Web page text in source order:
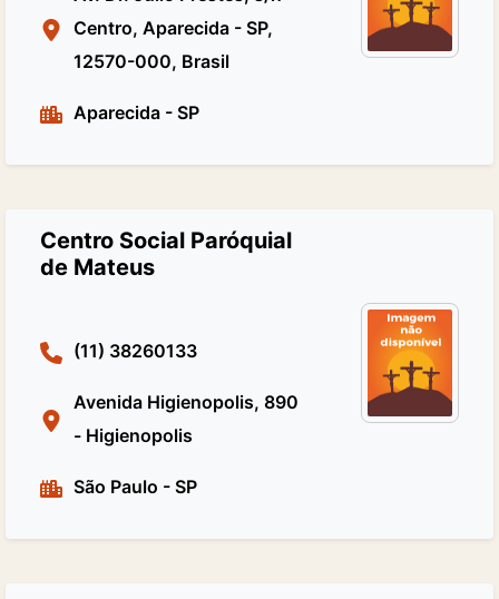
Centro, Aparecida - SP,
12570-000, Brasil
Aparecida - SP
Centro Social Paróquial
de Mateus
(11) 38260133
Avenida Higienopolis, 890
- Higienopolis
São Paulo - SP